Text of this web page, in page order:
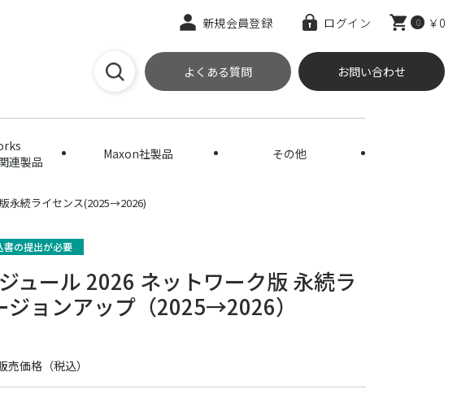
新規会員登録 ログイン 0 ￥0
よくある質問 お問い合わせ
連製品
Maxon社製品 その他
永続ライセンス(2025→2026)
書の提出が必要
ュール 2026 ネットワーク版 永続ラ
ジョンアップ（2025→2026）
売価格（税込）